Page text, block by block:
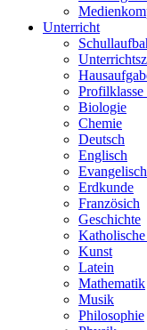
Unterricht
Profilklasse
Biologie
Chemie
Deutsch
Englisch
Erdkunde
Französich
Geschichte
Kunst
Latein
Mathematik
Musik
Philosophie